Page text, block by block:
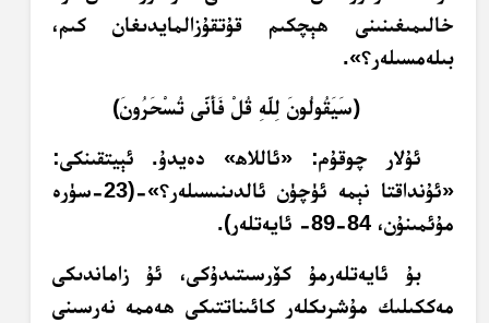
خالىمىغىنىنى ھېچكىم قۇتقۇزالمايدىغان كىم،
بىلەمسىلەر؟».‏
﴿سَيَقُولُونَ لِلَّهِ قُلْ فَأَنَّى تُسْحَرُونَ﴾
ئۇلار چوقۇم: «ئاللاھ» دەيدۇ. ئېيتقىنكى:
«ئۇنداقتا نېمە ئۈچۈن ئالدىنىسىلەر؟»-(23-سۈرە
مۇئمىنۇن، 84-89- ئايەتلەر).
بۇ ئايەتلەرمۇ كۆرسىتىدۇكى، ئۇ زاماندىكى
مەككىلىك مۇشرىكلەر كائىناتتىكى ھەممە نەرسىنى